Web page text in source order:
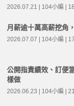
瑞玲 | 高年級不打烊
2026.07.21 | 104小編 |
月薪逾十萬高薪挖角
2026.07.07 | 104小編 |
公開指責績效、訂便
樣做
2026.06.23 | 104小編 |